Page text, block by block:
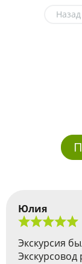
Назад
Юлия
Экскурсия
Экскурсовод